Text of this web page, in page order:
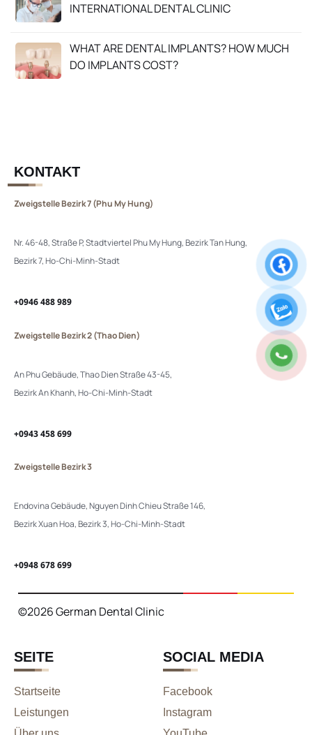
INTERNATIONAL DENTAL CLINIC
WHAT ARE DENTAL IMPLANTS? HOW MUCH
DO IMPLANTS COST?
SEITE
Startseite
Leistungen
SOCIAL MEDIA
Facebook
Instagram
KONTAKT
Zweigstelle Bezirk 7 (Phu My Hung)
Nr. 46-48, Straße P, Stadtviertel Phu My Hung, Bezirk Tan Hung,
Bezirk 7, Ho-Chi-Minh-Stadt
+0946 488 989
Zweigstelle Bezirk 2 (Thao Dien)
An Phu Gebäude, Thao Dien Straße 43-45,
Bezirk An Khanh, Ho-Chi-Minh-Stadt
+0943 458 699
Zweigstelle Bezirk 3
Endovina Gebäude, Nguyen Dinh Chieu Straße 146,
Bezirk Xuan Hoa, Bezirk 3, Ho-Chi-Minh-Stadt
+0948 678 699
©2026 German Dental Clinic